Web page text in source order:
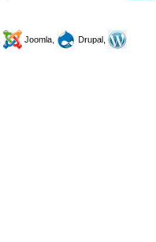
Joomla,
Drupal,